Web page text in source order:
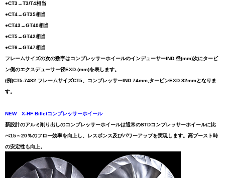
●CT3→T3/T4相当
●CT4→GT35相当
●CT43→GT40相当
●CT5→GT42相当
●CT6→GT47相当
フレームサイズの次の数字はコンプレッサーホイールのインデューサーIND.径(mm)次にタービ
ン側のエクスデューサー径EXD.(mm)を表します。
(例)CT5-7482 フレームサイズCT5、コンプレッサーIND.74mm,タービンEXD.82mmとなりま
す。
NEW X-HF Billetコンプレッサーホイール
新設計のアルミ削り出しのコンプレッサーホイールは通常のSTDコンプレッサーホイールに比
べ15～20％のフロー効率を向上し、レスポンス及びパワーアップを実現します。高ブースト時
の安定性も向上。